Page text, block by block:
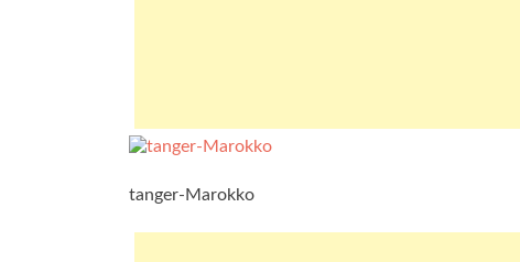
tanger-Marokko